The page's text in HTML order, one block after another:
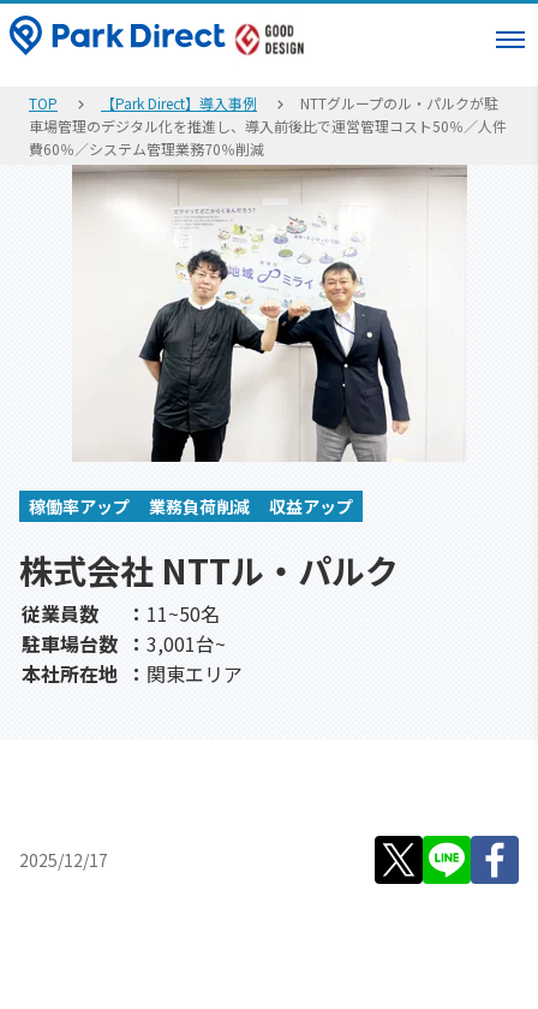
TOP 【Park Direct】導入事例
NTTグループのル・パルクが駐
車場管理のデジタル化を推進し、導入前後比で運営管理コスト50％／人件
費60％／システム管理業務70％削減
稼働率アップ 業務負荷削減 収益アップ
株式会社 NTTル・パルク
従業員数 ： 11~50名
駐車場台数 ： 3,001台~
本社所在地 ： 関東エリア
2025/12/17